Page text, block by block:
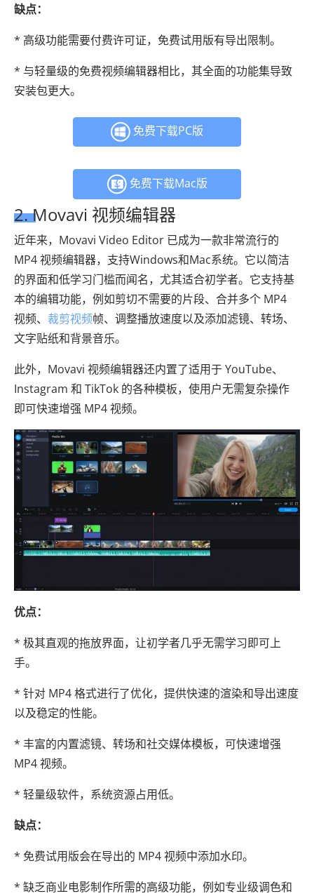
缺点：
* 高级功能需要付费许可证，免费试用版有导出限制。
* 与轻量级的免费视频编辑器相比，其全面的功能集导致
安装包更大。
免费下载PC版
免费下载Mac版
2. Movavi 视频编辑器
近年来，Movavi Video Editor 已成为一款非常流行的
MP4 视频编辑器，支持Windows和Mac系统。它以简洁
的界面和低学习门槛而闻名，尤其适合初学者。它支持基
本的编辑功能，例如剪切不需要的片段、合并多个 MP4
视频、 裁剪视频帧、调整播放速度以及添加滤镜、转场、
文字贴纸和背景音乐。
此外，Movavi 视频编辑器还内置了适用于 YouTube、
Instagram 和 TikTok 的各种模板，使用户无需复杂操作
即可快速增强 MP4 视频。
优点：
* 极其直观的拖放界面，让初学者几乎无需学习即可上
手。
* 针对 MP4 格式进行了优化，提供快速的渲染和导出速度
以及稳定的性能。
* 丰富的内置滤镜、转场和社交媒体模板，可快速增强
MP4 视频。
* 轻量级软件，系统资源占用低。
缺点：
* 免费试用版会在导出的 MP4 视频中添加水印。
* 缺乏商业电影制作所需的高级功能，例如专业级调色和